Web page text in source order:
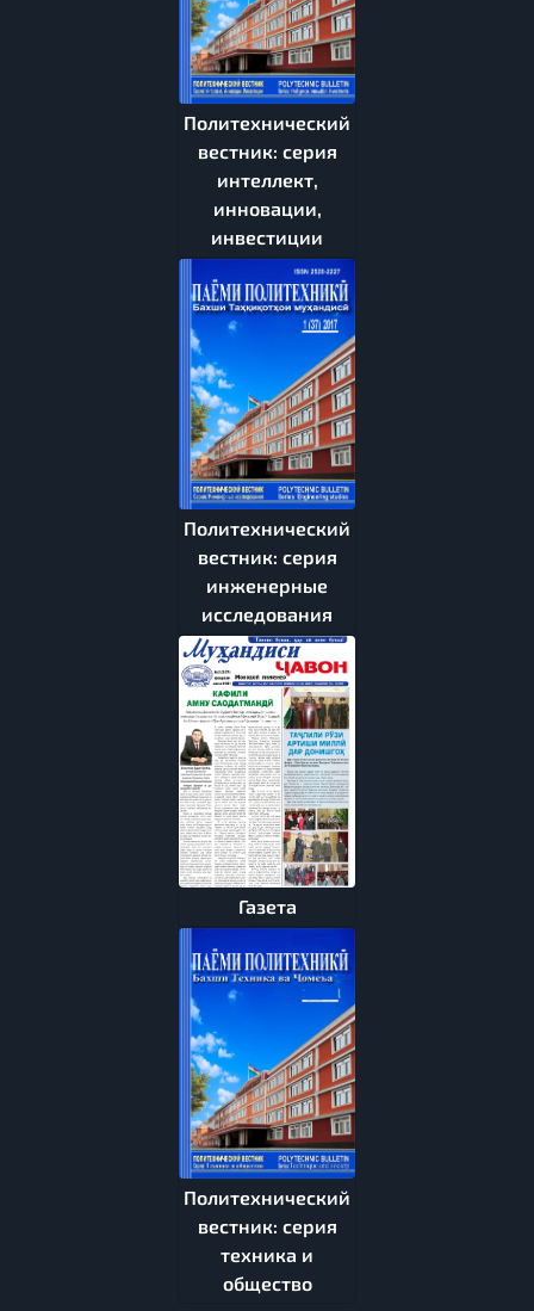
Политехнический
вестник: серия
интеллект,
инновации,
инвестиции
Политехнический
вестник: серия
инженерные
исследования
Газета
Политехнический
вестник: серия
техника и
общество